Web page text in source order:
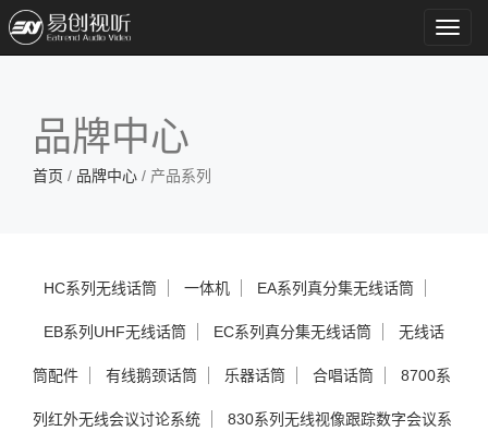
品牌中心
首页 / 品牌中心 / 产品系列
HC系列无线话筒 一体机 EA系列真分集无线话筒
EB系列UHF无线话筒 EC系列真分集无线话筒 无线话
筒配件 有线鹅颈话筒 乐器话筒 合唱话筒 8700系
列红外无线会议讨论系统 830系列无线视像跟踪数字会议系